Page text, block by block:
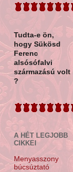
Tudta-e ön,
hogy Sükösd
Ferenc
alsósófalvi
származású volt
?
A HÉT LEGJOBB
CIKKEI
Menyasszony
búcsúztató